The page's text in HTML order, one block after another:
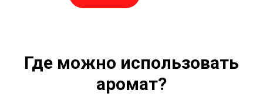
Где можно использовать
аромат?